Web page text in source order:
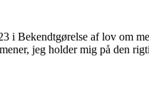
i Bekendtgørelse af lov om
jeg holder mig på den